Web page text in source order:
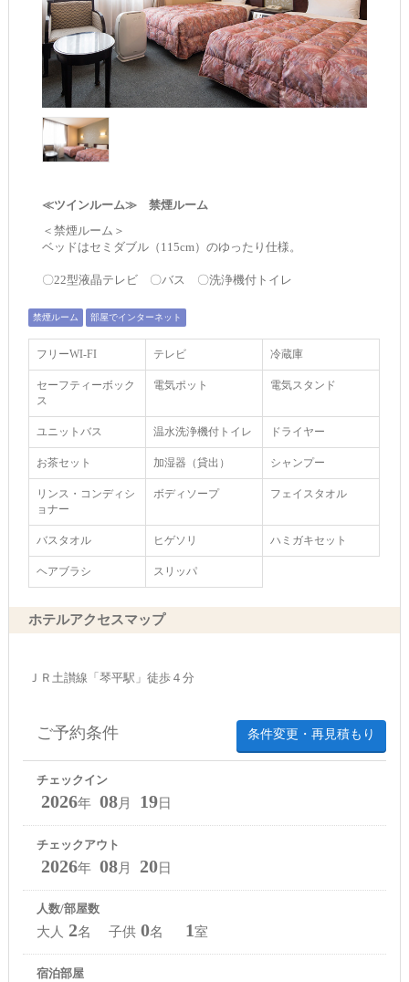
≪ツインルーム≫ 禁煙ルーム
＜禁煙ルーム＞
ベッドはセミダブル（115cm）のゆったり仕様。
〇22型液晶テレビ 〇バス 〇洗浄機付トイレ
禁煙ルーム 部屋でインターネット
フリーWI‐FI テレビ 冷蔵庫
セーフティーボック
ス
電気ポット 電気スタンド
ユニットバス 温水洗浄機付トイレ ドライヤー
お茶セット 加湿器（貸出） シャンプー
リンス・コンディシ
ョナー
ボディソープ フェイスタオル
バスタオル ヒゲソリ ハミガキセット
ヘアブラシ スリッパ
ホテルアクセスマップ
ＪＲ土讃線「琴平駅」徒歩４分
条件変更・再見積もり
ご予約条件
チェックイン
2026年 08月 19日
チェックアウト
2026年 08月 20日
人数/部屋数
大人 2名 子供 0名 1室
宿泊部屋